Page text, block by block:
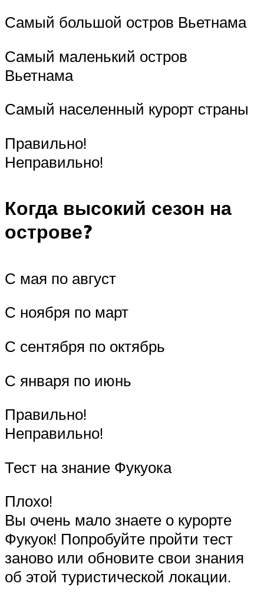
Самый большой остров Вьетнама
Самый маленький остров
Вьетнама
Самый населенный курорт страны
Правильно!
Неправильно!
Когда высокий сезон на
острове?
С мая по август
С ноября по март
С сентября по октябрь
С января по июнь
Правильно!
Неправильно!
Тест на знание Фукуока
Плохо!
Вы очень мало знаете о курорте
Фукуок! Попробуйте пройти тест
заново или обновите свои знания
об этой туристической локации.